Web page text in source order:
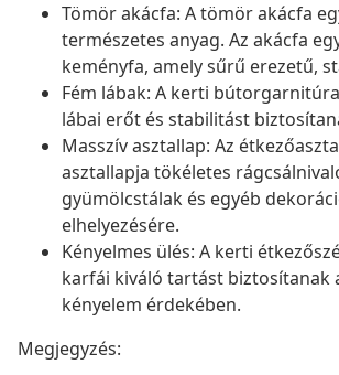
Tömör akácfa: A tömör akácfa
természetes anyag. Az akácfa
keményfa, amely sűrű erezetű,
Fém lábak: A kerti
lábai erőt és stabilitást
Masszív asztallap: Az
asztallapja tökéletes
gyümölcstálak és egyéb
elhelyezésére.
Kényelmes ülés: A kerti
karfái kiváló tartást biztosítanak
kényelem érdekében.
Megjegyzés: